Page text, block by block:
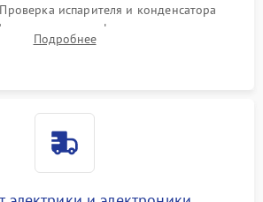
испарителя и конденсатора
старого фильтра-осушителя и
трубки для устранения засоров.
Подробнее